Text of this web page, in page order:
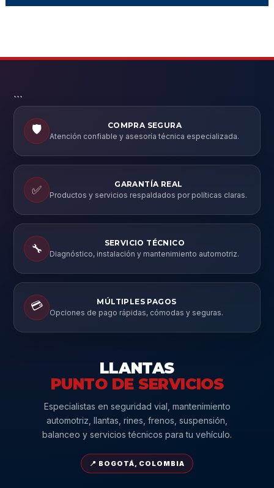
```
🛡️
COMPRA SEGURA
Atención confiable y asesoría técnica especializada.
✅
GARANTÍA REAL
Productos y servicios respaldados por políticas claras.
🔧
SERVICIO TÉCNICO
Diagnóstico, instalación y mantenimiento automotriz.
💳
MÚLTIPLES PAGOS
Opciones de pago rápidas, cómodas y seguras.
LLANTAS
PUNTO DE SERVICIOS
Especialistas en seguridad vial, mantenimiento
automotriz, llantas, rines, frenos, suspensión,
balanceo y servicios técnicos para tu vehículo.
📍 BOGOTÁ, COLOMBIA